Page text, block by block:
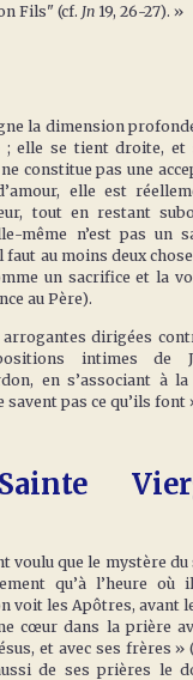
Fils" (cf. Jn 19, 26-27). »
dimension profonde
; elle se tient droite, et
constitue pas une
elle est
tout en restant
même n’est pas un
au moins deux
un sacrifice et la
au Père).
dirigées contre
intimes de
en s’associant à
pas ce qu’ils font
que le mystère du
qu’à l’heure où
voit les Apôtres, avant
cœur dans la prière
et avec ses frères »
de ses prières le